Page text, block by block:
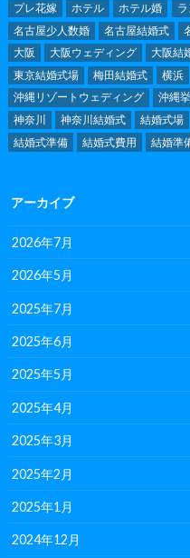
プレ花嫁
ホテル ホテル婚
名古屋少人数婚
名古屋結婚式
大阪
大阪ウェディング 大阪結
東京結婚式場
梅田結婚式 横浜
沖縄リゾートウェディング
沖縄
神奈川
神奈川結婚式 結婚式場
結婚式準備
結婚式費用 結婚準
アーカイブ
2026年7月
2026年5月
2025年7月
2025年6月
2025年5月
2025年4月
2025年3月
2025年2月
2025年1月
2024年12月